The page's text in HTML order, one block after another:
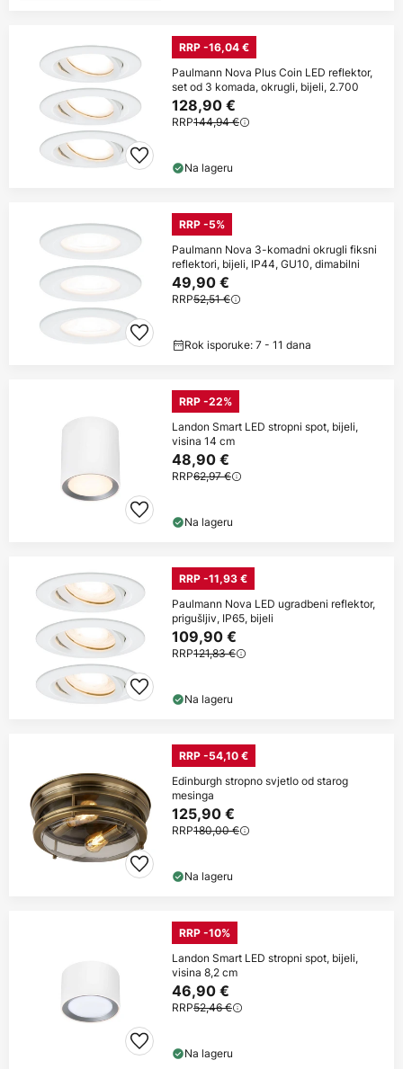
RRP -16,04 €
Paulmann Nova Plus Coin LED reflektor,
set od 3 komada, okrugli, bijeli, 2.700
128,90 €
RRP144,94 €
Na lageru
RRP -5%
Paulmann Nova 3-komadni okrugli fiksni
reflektori, bijeli, IP44, GU10, dimabilni
49,90 €
RRP52,51 €
Rok isporuke: 7 - 11 dana
RRP -22%
Landon Smart LED stropni spot, bijeli,
visina 14 cm
48,90 €
RRP62,97 €
Na lageru
RRP -11,93 €
Paulmann Nova LED ugradbeni reflektor,
prigušljiv, IP65, bijeli
109,90 €
RRP121,83 €
Na lageru
RRP -54,10 €
Edinburgh stropno svjetlo od starog
mesinga
125,90 €
RRP180,00 €
Na lageru
RRP -10%
Landon Smart LED stropni spot, bijeli,
visina 8,2 cm
46,90 €
RRP52,46 €
Na lageru